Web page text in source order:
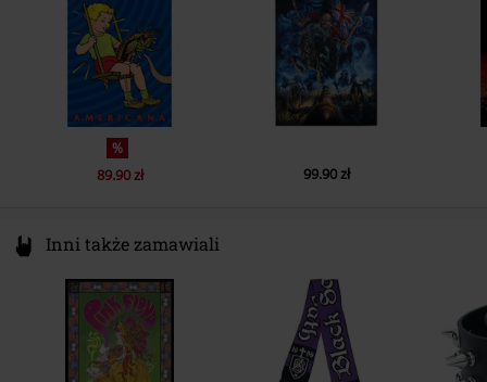
EUAR@ie.ia-net.com
%
89.90 zł 99.90 zł
Inni także zamawiali